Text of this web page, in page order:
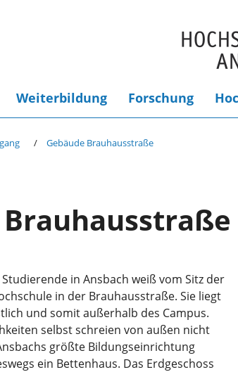
Weiterbildung Forschung
Gebäude Brauhausstraße
in Ansbach weiß vom Sitz der
in der Brauhausstraße. Sie liegt
und somit außerhalb des Campus.
selbst schreien von außen nicht
größte Bildungseinrichtung
ein Bettenhaus. Das Erdgeschoss